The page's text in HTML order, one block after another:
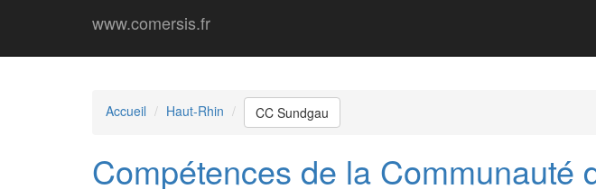
www.comersis.fr
Accueil Haut-Rhin CC Sundgau
Compétences de la Communauté